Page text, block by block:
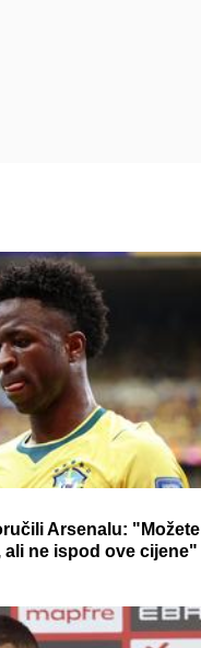
Arsenalu: "Možete
ne ispod ove cijene"